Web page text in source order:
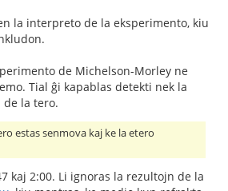
la interpreto de la eksperimento, kiu
de Michelson-Morley ne
Tial ĝi kapablas detekti nek la
de la tero.
estas senmova kaj ke la etero
kaj 2:00. Li ignoras la rezultojn de la